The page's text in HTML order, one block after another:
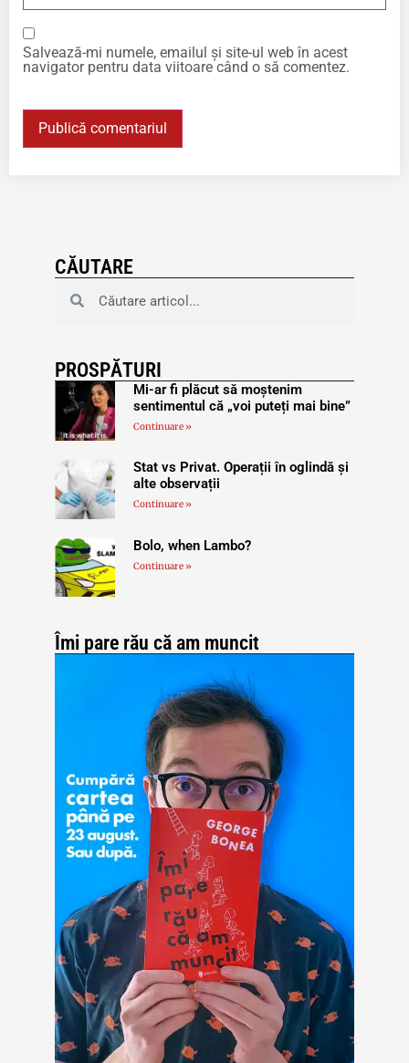
Salvează-mi numele, emailul și site-ul web în acest
navigator pentru data viitoare când o să comentez.
CĂUTARE
PROSPĂTURI
Mi-ar fi plăcut să moștenim
sentimentul că „voi puteți mai bine”
Continuare »
Stat vs Privat. Operații în oglindă și
alte observații
Continuare »
Bolo, when Lambo?
Continuare »
Îmi pare rău că am muncit